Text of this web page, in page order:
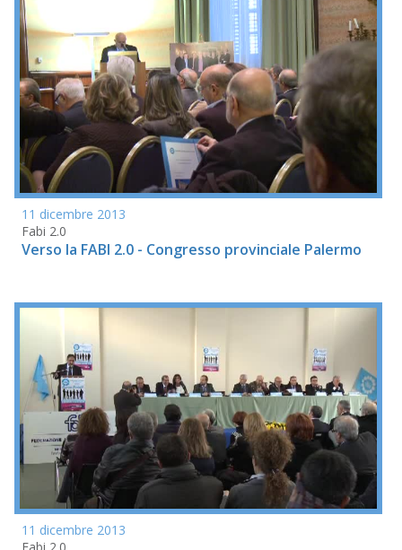
11 dicembre 2013
Fabi 2.0
Verso la FABI 2.0 - Congresso provinciale Palermo
11 dicembre 2013